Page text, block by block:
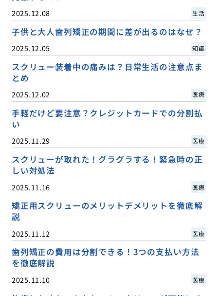
2025.12.08 生活
子供と大人歯列矯正の期間に差が出るのはなぜ？
2025.12.05 知識
スクリュー装着中の痛みは？日常生活の注意点ま
とめ
2025.12.02 医療
手軽だけど要注意？クレジットカードでの分割払
い
2025.11.29 医療
スクリューが取れた！グラグラする！緊急時の正
しい対処法
2025.11.16 医療
矯正用スクリューのメリットデメリットを徹底解
説
2025.11.12 医療
歯列矯正の費用は分割できる！3つの支払い方法
を徹底解説
2025.11.10 医療